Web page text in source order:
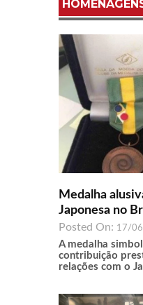
Medalha
Japonesa no
Posted On: 17/
A medalha
contribuição
relações com o